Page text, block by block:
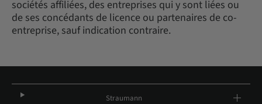
sociétés affiliées, des entreprises qui y sont liées ou
de ses concédants de licence ou partenaires de co-
entreprise, sauf indication contraire.
Straumann